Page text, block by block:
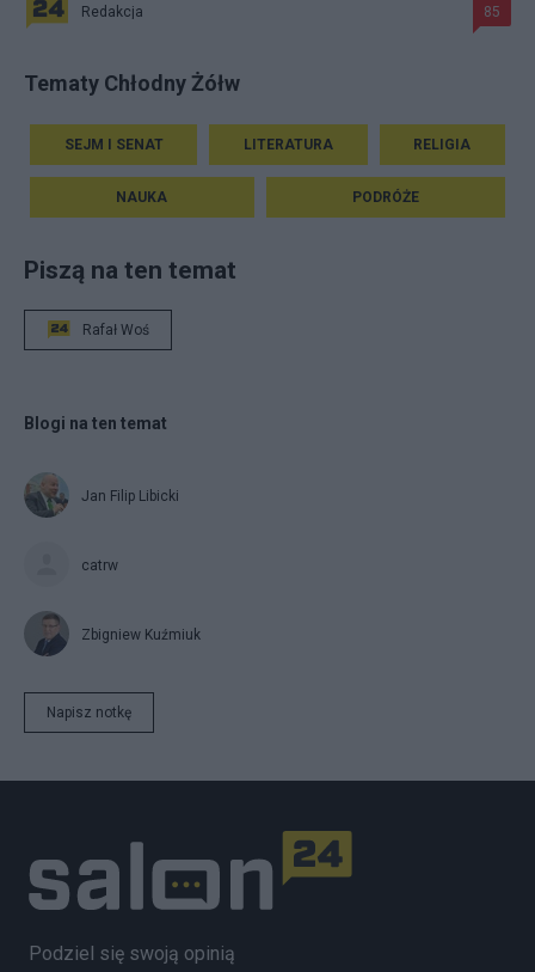
Redakcja 85
Tematy Chłodny Żółw
SEJM I SENAT LITERATURA RELIGIA
NAUKA PODRÓŻE
Piszą na ten temat
Rafał Woś
Blogi na ten temat
Jan Filip Libicki
catrw
Zbigniew Kuźmiuk
Napisz notkę
Podziel się swoją opinią